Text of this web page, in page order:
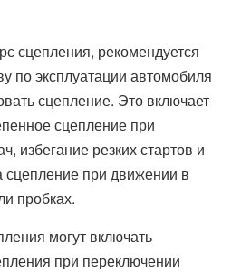
сцепления, рекомендуется
по эксплуатации автомобиля
сцепление. Это включает
сцепление при
избегание резких стартов и
сцепление при движении в
пробках.
могут включать
при переключении